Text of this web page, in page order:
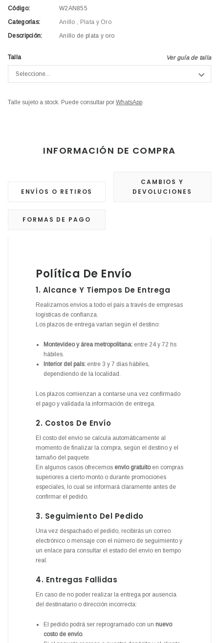
Código:
W2AN855
Categorías:
Anillo , Plata y Oro
Descripción:
Anillo de plata y oro
Ver guía de talla
Talla
Talle sujeto a stock. Puede consultar por WhatsApp
INFORMACIÓN DE COMPRA
ENVÍOS O RETIROS
CAMBIOS Y
DEVOLUCIONES
FORMAS DE PAGO
Política De Envío
1. Alcance Y Tiempos De Entrega
Realizamos envíos a todo el país a través de empresas
logísticas de confianza.
Los plazos de entrega varían según el destino:
Montevideo y área metropolitana: entre 24 y 72 hs
hábiles.
Interior del país: entre 3 y 7 días hábiles,
dependiendo de la localidad.
Los plazos comienzan a contarse una vez confirmado
el pago y validada la información de entrega.
2. Costos De Envío
El costo del envío se calcula automáticamente al
momento de finalizar la compra, según el destino y el
tamaño del paquete.
En algunos casos ofrecemos envío gratuitoen compras
superiores a cierto monto o durante promociones
especiales, lo cual se informará claramente antes de
confirmar el pedido.
3. Seguimiento Del Pedido
Una vez despachado el pedido, recibirás un correo
electrónico o mensaje con el número de seguimiento y
un enlace para consultar el estado del envío en tiempo
real.
4. Entregas Fallidas
En caso de no poder realizar la entrega por ausencia
del destinatario o dirección incorrecta:
El pedido podrá ser reprogramado con un nuevo
costo de envío.